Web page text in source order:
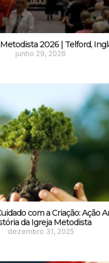
2026 | Telford,
junho 29, 2026
com a Criação: Ação
da Igreja Metodista
dezembro 31, 2025